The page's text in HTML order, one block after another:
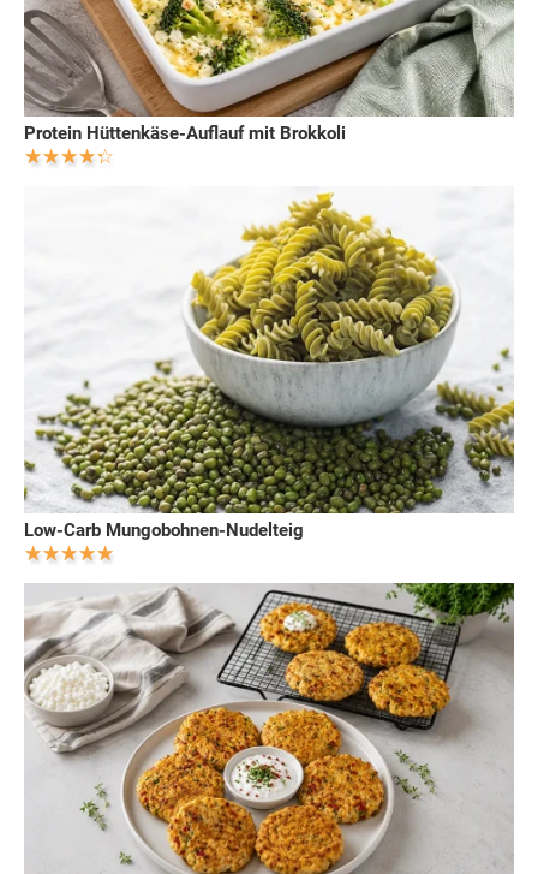
Protein Hüttenkäse-Auflauf mit Brokkoli
Low-Carb Mungobohnen-Nudelteig